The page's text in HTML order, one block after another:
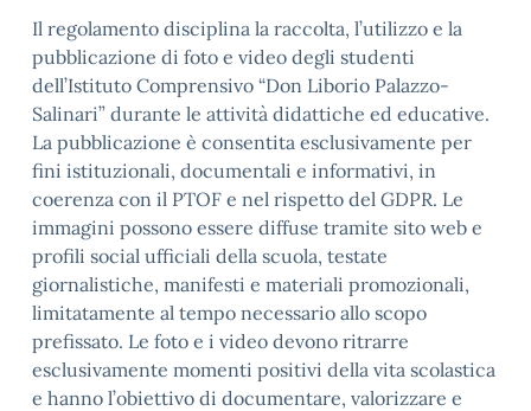
Il regolamento disciplina la raccolta, l’utilizzo e la
pubblicazione di foto e video degli studenti
dell’Istituto Comprensivo “Don Liborio Palazzo-
Salinari” durante le attività didattiche ed educative.
La pubblicazione è consentita esclusivamente per
fini istituzionali, documentali e informativi, in
coerenza con il PTOF e nel rispetto del GDPR. Le
immagini possono essere diffuse tramite sito web e
profili social ufficiali della scuola, testate
giornalistiche, manifesti e materiali promozionali,
limitatamente al tempo necessario allo scopo
prefissato. Le foto e i video devono ritrarre
esclusivamente momenti positivi della vita scolastica
e hanno l’obiettivo di documentare, valorizzare e